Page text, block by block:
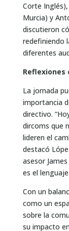
Corte Inglés),
Murcia) y
discutieron
redefiniendo
diferentes
La jornada
importancia
directivo.
dircoms que
lideren el
destacó
asesor
es el
Con un
como un
sobre la
su impacto